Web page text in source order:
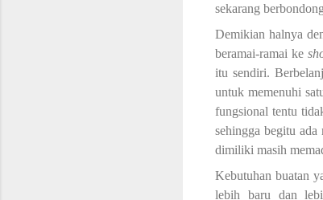
sekarang
Demikian halnya
beramai-ramai ke
itu sendiri. B
untuk memenuhi
fungsional tentu
sehingga begitu ada
dimiliki masih
Kebutuhan buatan
lebih baru dan